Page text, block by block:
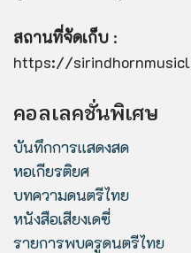
สถานที่จัดเก็บ :
https://
คอลเลคชั่นพิเศษ
บันทึกการแสดงสด
หอเกียรติยศ
บทความดนตรีไทย
หนังสือเสียงเดซี่
รายการพบครูดนตรีไทย